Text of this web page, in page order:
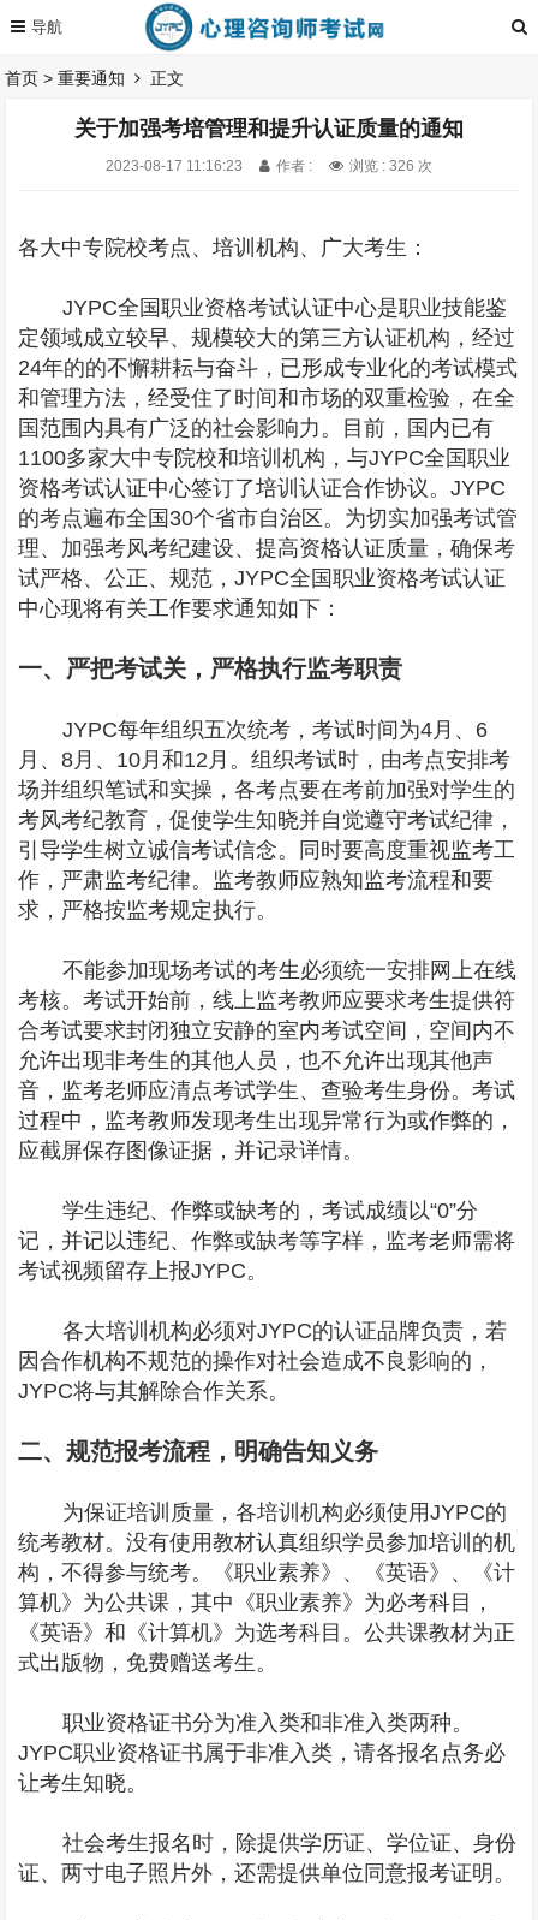
首页 >重要通知 正文
关于加强考培管理和提升认证质量的通知
2023-08-17 11:16:23 作者 : 浏览 : 326 次
各大中专院校考点、培训机构、广大考生：
JYPC全国职业资格考试认证中心是职业技能鉴
定领域成立较早、规模较大的第三方认证机构，经过
24年的的不懈耕耘与奋斗，已形成专业化的考试模式
和管理方法，经受住了时间和市场的双重检验，在全
国范围内具有广泛的社会影响力。目前，国内已有
1100多家大中专院校和培训机构，与JYPC全国职业
资格考试认证中心签订了培训认证合作协议。JYPC
的考点遍布全国30个省市自治区。为切实加强考试管
理、加强考风考纪建设、提高资格认证质量，确保考
试严格、公正、规范，JYPC全国职业资格考试认证
中心现将有关工作要求通知如下：
一、严把考试关，严格执行监考职责
JYPC每年组织五次统考，考试时间为4月、6
月、8月、10月和12月。组织考试时，由考点安排考
场并组织笔试和实操，各考点要在考前加强对学生的
考风考纪教育，促使学生知晓并自觉遵守考试纪律，
引导学生树立诚信考试信念。同时要高度重视监考工
作，严肃监考纪律。监考教师应熟知监考流程和要
求，严格按监考规定执行。
不能参加现场考试的考生必须统一安排网上在线
考核。考试开始前，线上监考教师应要求考生提供符
合考试要求封闭独立安静的室内考试空间，空间内不
允许出现非考生的其他人员，也不允许出现其他声
音，监考老师应清点考试学生、查验考生身份。考试
过程中，监考教师发现考生出现异常行为或作弊的，
应截屏保存图像证据，并记录详情。
学生违纪、作弊或缺考的，考试成绩以“0”分
记，并记以违纪、作弊或缺考等字样，监考老师需将
考试视频留存上报JYPC。
各大培训机构必须对JYPC的认证品牌负责，若
因合作机构不规范的操作对社会造成不良影响的，
JYPC将与其解除合作关系。
二、规范报考流程，明确告知义务
为保证培训质量，各培训机构必须使用JYPC的
统考教材。没有使用教材认真组织学员参加培训的机
构，不得参与统考。《职业素养》、《英语》、《计
算机》为公共课，其中《职业素养》为必考科目，
《英语》和《计算机》为选考科目。公共课教材为正
式出版物，免费赠送考生。
职业资格证书分为准入类和非准入类两种。
JYPC职业资格证书属于非准入类，请各报名点务必
让考生知晓。
社会考生报名时，除提供学历证、学位证、身份
证、两寸电子照片外，还需提供单位同意报考证明。